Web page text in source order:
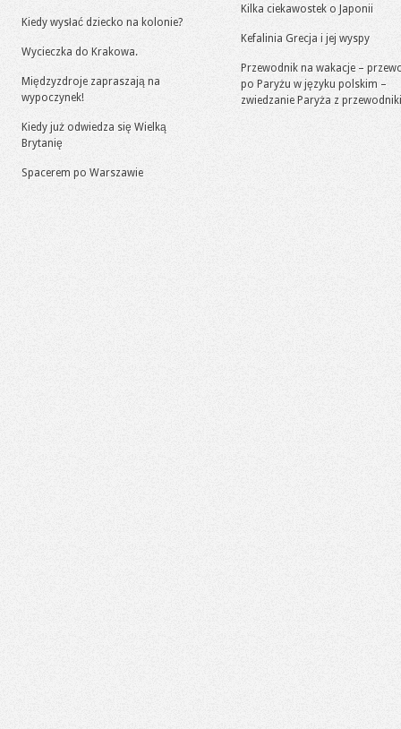
Kiedy wysłać dziecko na kolonie?
Wycieczka do Krakowa.
Międzyzdroje zapraszają na
wypoczynek!
Kiedy już odwiedza się Wielką
Brytanię
Spacerem po Warszawie
Kilka ciekawostek o Japonii
Kefalinia Grecja i jej wyspy
Przewodnik na wakacje –
po Paryżu w języku polskim –
zwiedzanie Paryża z